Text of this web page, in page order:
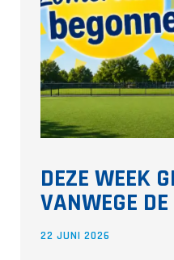
DEZE WEEK
VANWEGE
22 JUNI 2026